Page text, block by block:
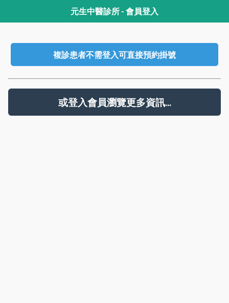
元生中醫診所 - 會員登入
複診患者不需登入可直接預約掛號
或登入會員瀏覽更多資訊...